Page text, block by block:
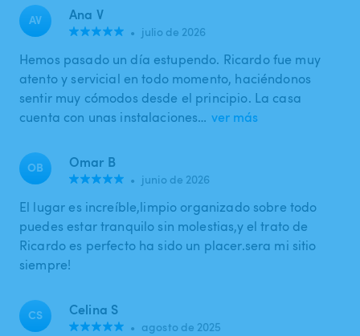
AV Ana V
• julio de 2026
Hemos pasado un día estupendo. Ricardo fue muy
atento y servicial en todo momento, haciéndonos
sentir muy cómodos desde el principio. La casa
cuenta con unas instalaciones… ver más
OB Omar B
• junio de 2026
El lugar es increíble,limpio organizado sobre todo
puedes estar tranquilo sin molestias,y el trato de
Ricardo es perfecto ha sido un placer.sera mi sitio
siempre!
CS Celina S
• agosto de 2025